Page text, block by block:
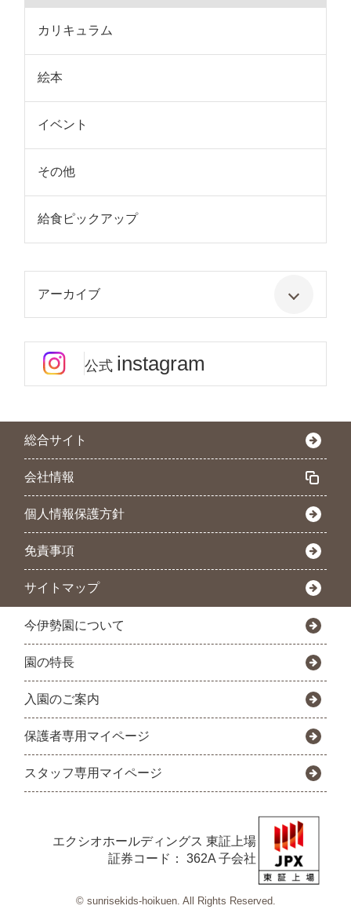
カリキュラム
絵本
イベント
その他
給食ピックアップ
アーカイブ
公式 instagram
総合サイト
会社情報
個人情報保護方針
免責事項
サイトマップ
今伊勢園について
園の特長
入園のご案内
保護者専用マイページ
スタッフ専用マイページ
エクシオホールディングス 東証上場
証券コード： 362A 子会社
© sunrisekids-hoikuen. All Rights Reserved.